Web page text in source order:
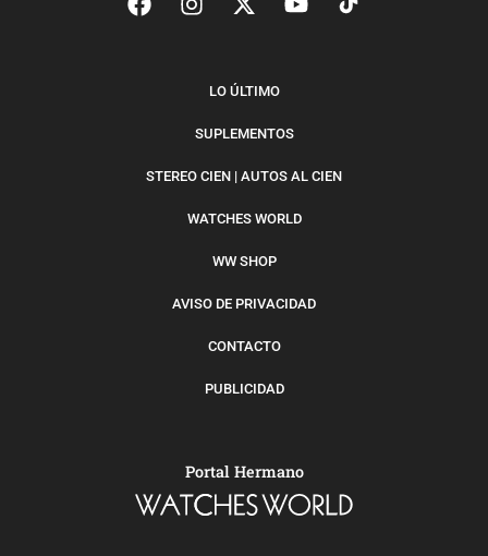
LO ÚLTIMO
SUPLEMENTOS
STEREO CIEN | AUTOS AL CIEN
WATCHES WORLD
WW SHOP
AVISO DE PRIVACIDAD
CONTACTO
PUBLICIDAD
Portal Hermano